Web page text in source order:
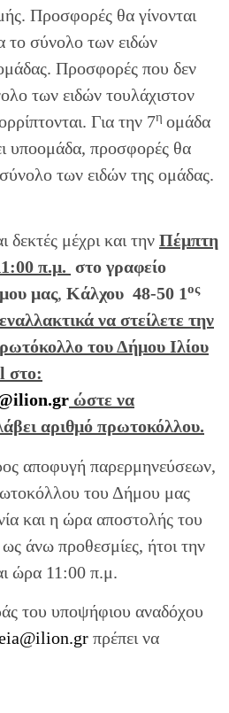
Προσφορές θα γίνονται
το σύνολο των ειδών
Προσφορές που δεν
των ειδών τουλάχιστον
Για την 7η ομάδα
υποομάδα, προσφορές θα
σύνολο των ειδών της ομάδας.
μέχρι και την Πέμπτη
π.μ. στο γραφείο
μας, Κάλχου 48-50 1ος
να στείλετε την
του Δήμου Ιλίου
στο:
ώστε να
αριθμό πρωτοκόλλου.
αποφυγή παρερμηνεύσεων,
του Δήμου μας
και η ώρα αποστολής του
άνω προθεσμίες, ήτοι την
ώρα 11:00 π.μ.
του υποψήφιου αναδόχου
πρέπει να